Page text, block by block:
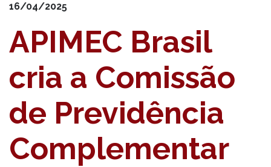
16/04/2025
APIMEC Brasil
cria a Comissão
de Previdência
Complementar